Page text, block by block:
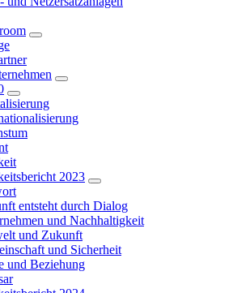
2023
entsteht durch Dialog
und Nachhaltigkeit
und Zukunft
und Sicherheit
und Beziehung